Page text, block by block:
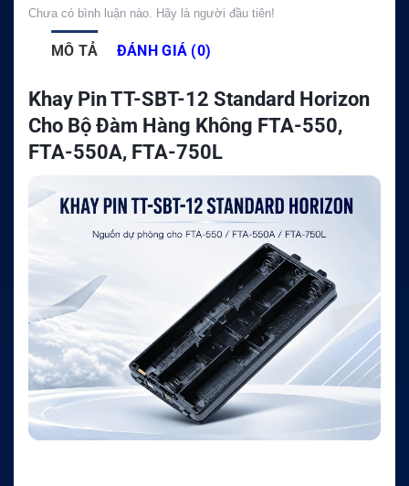
Chưa có bình luận nào. Hãy là người đầu tiên!
MÔ TẢ ĐÁNH GIÁ (0)
Khay Pin TT-SBT-12 Standard Horizon
Cho Bộ Đàm Hàng Không FTA-550,
FTA-550A, FTA-750L